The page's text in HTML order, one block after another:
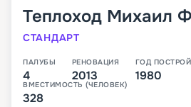
Теплоход Михаил
СТАНДАРТ
ПАЛУБЫ
4
РЕНОВАЦИЯ
2013
ГОД
1980
ВМЕСТИМОСТЬ (ЧЕЛОВЕК)
328